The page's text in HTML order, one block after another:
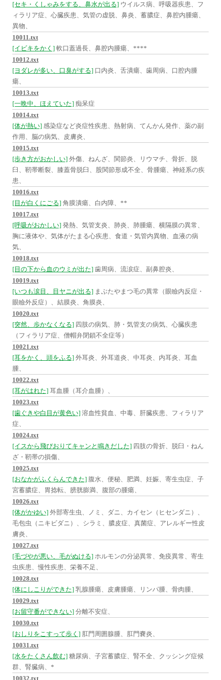
[セキ・くしゃみをする、鼻水が出る] ウイルス病、呼吸器疾患、フ
ィラリア症、心臓疾患、気管の虚脱、鼻炎、蓄膿症、鼻腔内腫瘍、
異物、
10011.txt
[イビキをかく] 軟口蓋過長、鼻腔内腫瘍、****
10012.txt
[ヨダレが多い、口臭がする] 口内炎、舌潰瘍、歯周病、口腔内腫
瘍、
10013.txt
[一晩中、ほえていた] 痴呆症
10014.txt
[体が熱い] 感染症など炎症性疾患、熱射病、てんかん発作、薬の副
作用、脳の病気、皮膚炎、
10015.txt
[歩き方がおかしい] 外傷、ねんざ、関節炎、リウマチ、骨折、脱
臼、靭帯断裂、膝蓋骨脱臼、股関節形成不全、骨腫瘍、神経系の疾
患、
10016.txt
[目が白くにごる] 角膜潰瘍、白内障、**
10017.txt
[呼吸がおかしい] 発熱、気管支炎、肺炎、肺腫瘍、横隔膜の異常、
胸に液体や、気体がたまる心疾患、食道・気管内異物、血液の病
気、
10018.txt
[目の下から血のウミが出た] 歯周病、流涙症、副鼻腔炎、
10019.txt
[いつも涙目、目ヤニが出る] まぶたやまつ毛の異常（眼瞼内反症・
眼瞼外反症）、結膜炎、角膜炎、
10020.txt
[突然、歩かなくなる] 四肢の病気、肺・気管支の病気、心臓疾患
（フィラリア症、僧帽弁閉鎖不全症等）
10021.txt
[耳をかく、頭をふる] 外耳炎、外耳道炎、中耳炎、内耳炎、耳血
腫、
10022.txt
[耳がはれた] 耳血腫（耳介血腫）、
10023.txt
[歯ぐきや白目が黄色い] 溶血性貧血、中毒、肝臓疾患、フィラリア
症、
10024.txt
[イスから飛びおりてキャンと鳴きだした] 四肢の骨折、脱臼・ねん
ざ・靭帯の損傷、
10025.txt
[おなかがふくらんできた] 腹水、便秘、肥満、妊娠、寄生虫症、子
宮蓄膿症、胃捻転、膀胱膨満、腹部の腫瘍、
10026.txt
[体がかゆい] 外部寄生虫、ノミ、ダニ、カイセン（ヒセンダニ）、
毛包虫（ニキビダニ）、シラミ、膿皮症、真菌症、アレルギー性皮
膚炎、
10027.txt
[毛づやが悪い、毛がぬける] ホルモンの分泌異常、免疫異常、寄生
虫疾患、慢性疾患、栄養不足、
10028.txt
[体にしこりができた] 乳腺腫瘍、皮膚腫瘍、リンパ腫、骨肉腫、
10029.txt
[お留守番ができない] 分離不安症、
10030.txt
[おしりをこすって歩く] 肛門周囲腺腫、肛門嚢炎、
10031.txt
[水をたくさん飲む] 糖尿病、子宮蓄膿症、腎不全、クッシング症候
群、腎臓病、*
10032.txt